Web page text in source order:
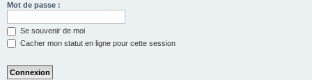
Mot de passe :
Se souvenir de moi
Cacher mon statut en ligne pour cette session